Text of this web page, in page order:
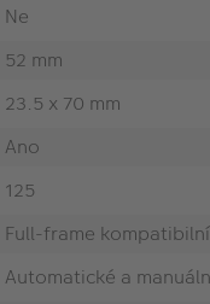
Ne
52 mm
23.5 x 70 mm
Ano
125
Full-frame kompatibilní
Automatické a